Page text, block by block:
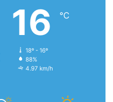
16 ℃
18º - 16º
88%
4.97 km/h